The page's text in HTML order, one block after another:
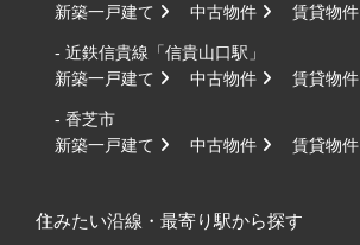
新築一戸建て
中古物件 賃貸物件
- 近鉄信貴線「信貴山口駅」
新築一戸建て
中古物件 賃貸物件
- 香芝市
新築一戸建て
中古物件 賃貸物件
住みたい沿線・最寄り駅から探す